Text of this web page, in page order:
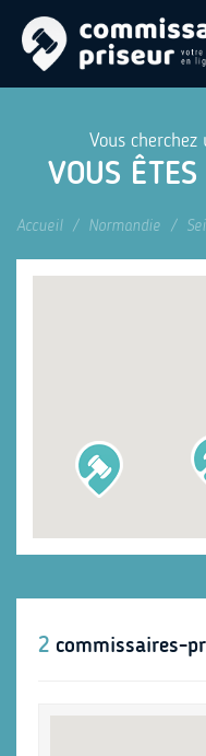
Vous
VOUS
Accueil Normandie
2 commissaires-